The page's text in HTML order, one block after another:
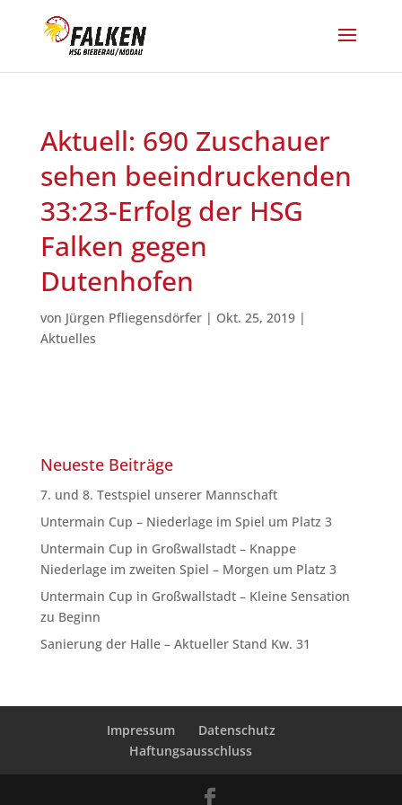
Aktuell: 690 Zuschauer
sehen beeindruckenden
33:23-Erfolg der HSG
Falken gegen
Dutenhofen
von Jürgen Pfliegensdörfer| Okt. 25, 2019|
Aktuelles
Neueste Beiträge
7. und 8. Testspiel unserer Mannschaft
Untermain Cup – Niederlage im Spiel um Platz 3
Untermain Cup in Großwallstadt – Knappe
Niederlage im zweiten Spiel – Morgen um Platz 3
Untermain Cup in Großwallstadt – Kleine Sensation
zu Beginn
Sanierung der Halle – Aktueller Stand Kw. 31
Impressum
Datenschutz
Haftungsausschluss